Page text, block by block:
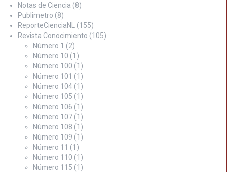
Notas de Ciencia (8)
Publimetro (8)
ReporteCienciaNL
(155)
Revista Conocimiento (105)
Número 1 (2)
Número 10 (1)
Número 100 (1)
Número 101 (1)
Número 104 (1)
Número 105 (1)
Número 106 (1)
Número 107 (1)
Número 108 (1)
Número 109 (1)
Número 11 (1)
Número 110 (1)
Número 115 (1)